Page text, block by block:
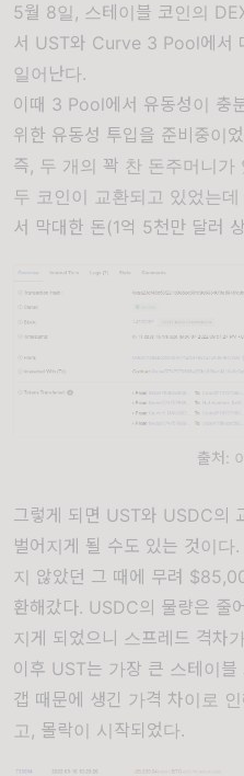
5월 8일, 스테이블 코인의
서 UST와 Curve 3 Pool에서
일어난다.
이때 3 Pool에서 유동성이 충
위한 유동성 투입을 준비중이
즉, 두 개의 꽉 찬 돈주머니
두 코인이 교환되고 있었는데
서 막대한 돈(1억 5천만 달러
출처:
그렇게 되면 UST와 USDC의
벌어지게 될 수도 있는 것이
지 않았던 그 때에 무려
환해갔다. USDC의 물량은 줄
지게 되었으니 스프레드 격차
이후 UST는 가장 큰 스테이
갭 때문에 생긴 가격 차이로
고, 몰락이 시작되었다.